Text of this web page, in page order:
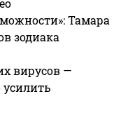
Тамара
зодиака
вирусов —